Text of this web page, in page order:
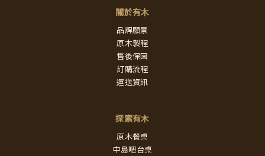
關於有木
品牌願景
原木製程
售後保固
訂購流程
運送資訊
探索有木
原木餐桌
中島吧台桌